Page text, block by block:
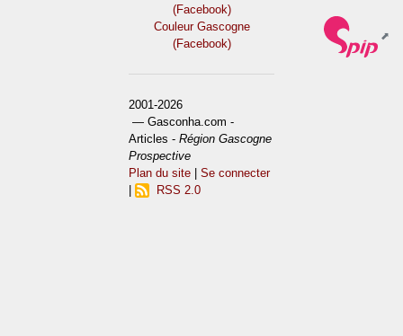
(Facebook)
Couleur Gascogne
(Facebook)
2001-2026
— Gasconha.com -
Articles -Région Gascogne
Prospective
Plan du site |Se connecter
RSS 2.0